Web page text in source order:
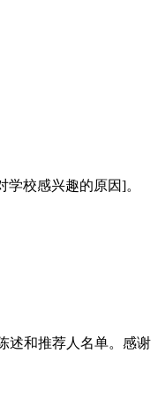
校感兴趣的原因]。
述和推荐人名单。感谢